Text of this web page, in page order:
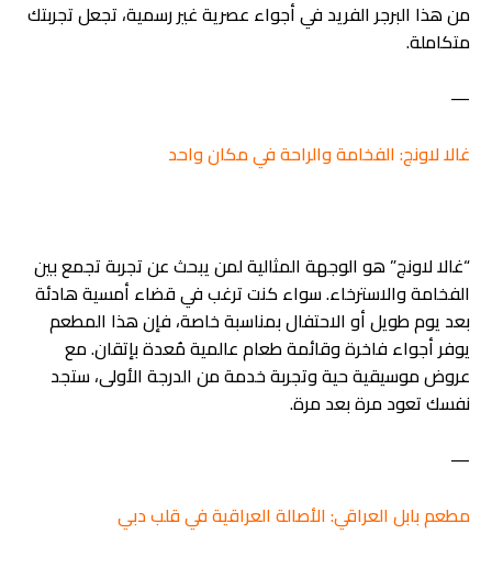
من هذا البرجر الفريد في أجواء عصرية غير رسمية، تجعل تجربتك
متكاملة.
—
غالا لاونج: الفخامة والراحة في مكان واحد
“غالا لاونج” هو الوجهة المثالية لمن يبحث عن تجربة تجمع بين
الفخامة والاسترخاء. سواء كنت ترغب في قضاء أمسية هادئة
بعد يوم طويل أو الاحتفال بمناسبة خاصة، فإن هذا المطعم
يوفر أجواء فاخرة وقائمة طعام عالمية مُعدة بإتقان. مع
عروض موسيقية حية وتجربة خدمة من الدرجة الأولى، ستجد
نفسك تعود مرة بعد مرة.
—
مطعم بابل العراقي: الأصالة العراقية في قلب دبي